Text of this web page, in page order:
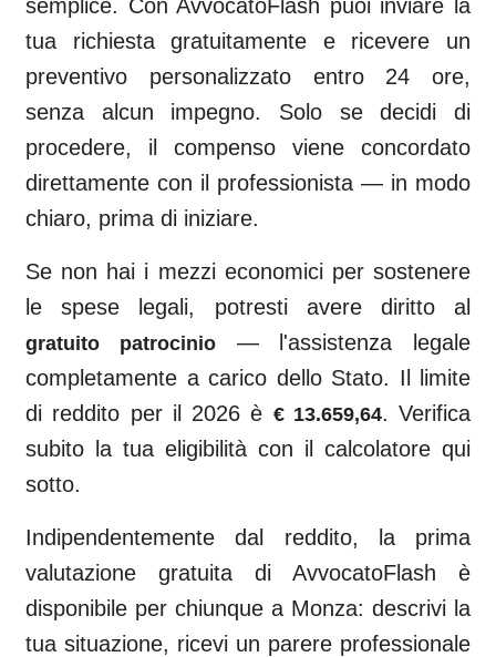
semplice. Con AvvocatoFlash puoi inviare la
tua richiesta gratuitamente e ricevere un
preventivo personalizzato entro 24 ore,
senza alcun impegno. Solo se decidi di
procedere, il compenso viene concordato
direttamente con il professionista — in modo
chiaro, prima di iniziare.
Se non hai i mezzi economici per sostenere
le spese legali, potresti avere diritto al
gratuito patrocinio— l'assistenza legale
completamente a carico dello Stato. Il limite
di reddito per il 2026 è € 13.659,64. Verifica
subito la tua eligibilità con il calcolatore qui
sotto.
Indipendentemente dal reddito, la prima
valutazione gratuita di AvvocatoFlash è
disponibile per chiunque a Monza: descrivi la
tua situazione, ricevi un parere professionale